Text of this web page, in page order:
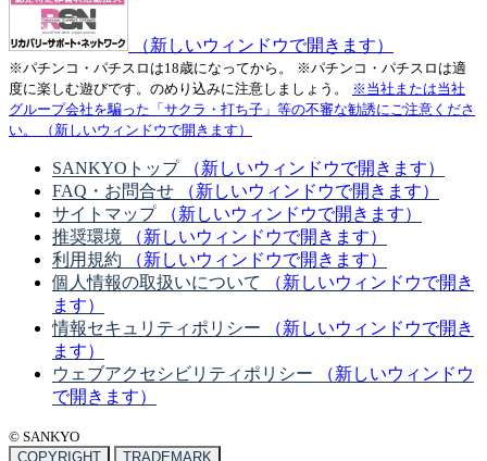
（新しいウィンドウで開きます）
※パチンコ・パチスロは18歳になってから。
※パチンコ・パチスロは適
度に楽しむ遊びです。のめり込みに注意しましょう。
※当社または当社
グループ会社を騙った「サクラ・打ち子」等の不審な勧誘にご注意くださ
い。
（新しいウィンドウで開きます）
SANKYOトップ
（新しいウィンドウで開きます）
FAQ・お問合せ
（新しいウィンドウで開きます）
サイトマップ
（新しいウィンドウで開きます）
推奨環境
（新しいウィンドウで開きます）
利用規約
（新しいウィンドウで開きます）
個人情報の取扱いについて
（新しいウィンドウで開き
ます）
情報セキュリティポリシー
（新しいウィンドウで開き
ます）
ウェブアクセシビリティポリシー
（新しいウィンドウ
で開きます）
© SANKYO
COPYRIGHT
TRADEMARK